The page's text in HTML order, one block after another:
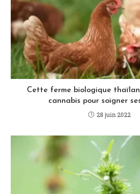
Cette ferme biologique
cannabis pour soigner
28 juin 2022